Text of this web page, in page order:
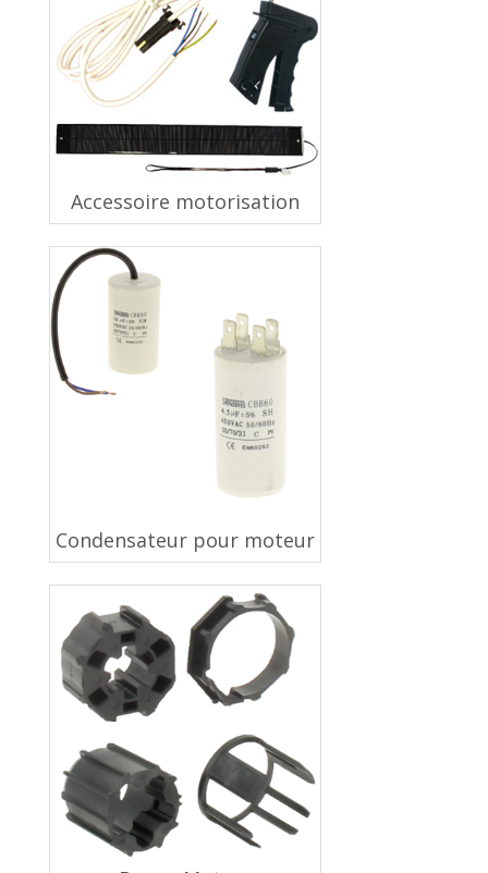
Accessoire motorisation
Condensateur pour moteur